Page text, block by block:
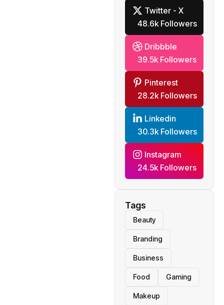
Twitter - X
48.6k Followers
Dribbble
39.5k Followers
Pinterest
28.2k Followers
Linkedin
30.3k Followers
Instagram
24.5k Followers
Tags
Beauty
Branding
Business
Food Gaming
Makeup